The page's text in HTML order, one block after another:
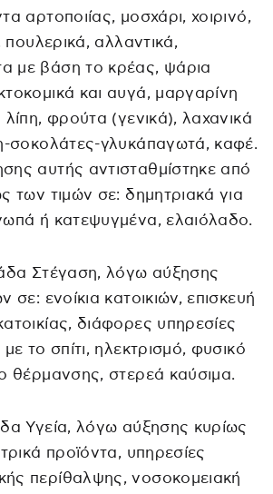
αρτοποιίας, μοσχάρι, χοιρινό,
πουλερικά, αλλαντικά,
με βάση το κρέας, ψάρια
και αυγά, μαργαρίνη
λίπη, φρούτα (γενικά), λαχανικά
σοκολάτες-γλυκάπαγωτά, καφέ.
αυτής αντισταθμίστηκε από
των τιμών σε: δημητριακά για
ή κατεψυγμένα, ελαιόλαδο.
Στέγαση, λόγω αύξησης
σε: ενοίκια κατοικιών, επισκευή
διάφορες υπηρεσίες
με το σπίτι, ηλεκτρισμό, φυσικό
θέρμανσης, στερεά καύσιμα.
Υγεία, λόγω αύξησης κυρίως
προϊόντα, υπηρεσίες
περίθαλψης, νοσοκομειακή